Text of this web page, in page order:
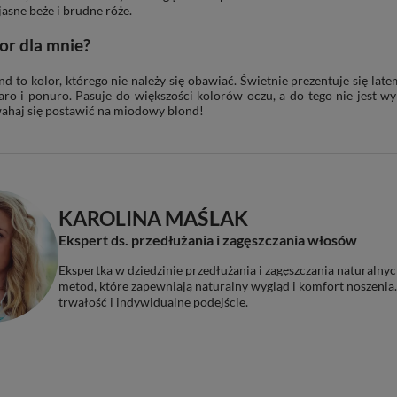
beże i brudne róże.
dla mnie?
to kolor, którego nie należy się obawiać. Świetnie prezentuje się
i ponuro. Pasuje do większości kolorów oczu, a do tego nie jest
się postawić na miodowy blond!
KAROLINA MAŚLAK
Ekspert ds. przedłużania i zagęszczania włosów
Ekspertka w dziedzinie przedłużania i zagęszczania
metod, które zapewniają naturalny wygląd i komfort
trwałość i indywidualne podejście.